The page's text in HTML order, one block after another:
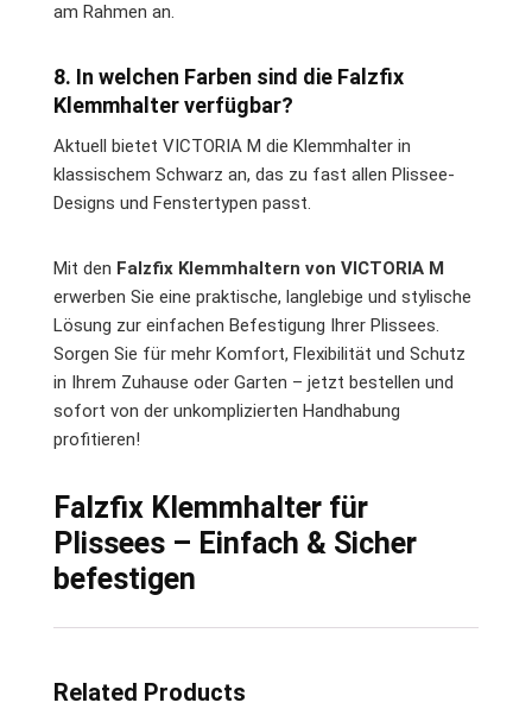
am Rahmen an.
8. In welchen Farben sind die Falzfix
Klemmhalter verfügbar?
Aktuell bietet VICTORIA M die Klemmhalter in
klassischem Schwarz an, das zu fast allen Plissee-
Designs und Fenstertypen passt.
Mit den Falzfix Klemmhaltern von VICTORIA M
erwerben Sie eine praktische, langlebige und stylische
Lösung zur einfachen Befestigung Ihrer Plissees.
Sorgen Sie für mehr Komfort, Flexibilität und Schutz
in Ihrem Zuhause oder Garten – jetzt bestellen und
sofort von der unkomplizierten Handhabung
profitieren!
Falzfix Klemmhalter für
Plissees – Einfach & Sicher
befestigen
Related Products